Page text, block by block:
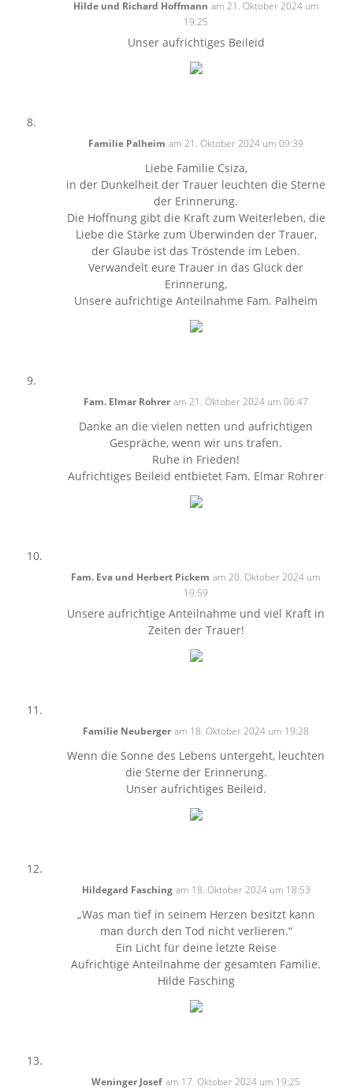
Hilde und Richard Hoffmann am 21. Oktober 2024 um
19:25
Unser aufrichtiges Beileid
Familie Palheim am 21. Oktober 2024 um 09:39
Liebe Familie Csiza,
in der Dunkelheit der Trauer leuchten die Sterne
der Erinnerung.
Die Hoffnung gibt die Kraft zum Weiterleben, die
Liebe die Stärke zum Überwinden der Trauer,
der Glaube ist das Tröstende im Leben.
Verwandelt eure Trauer in das Glück der
Erinnerung,
Unsere aufrichtige Anteilnahme Fam. Palheim
Fam. Elmar Rohrer am 21. Oktober 2024 um 06:47
Danke an die vielen netten und aufrichtigen
Gespräche, wenn wir uns trafen.
Ruhe in Frieden!
Aufrichtiges Beileid entbietet Fam. Elmar Rohrer
Fam. Eva und Herbert Pickem am 20. Oktober 2024 um
19:59
Unsere aufrichtige Anteilnahme und viel Kraft in
Zeiten der Trauer!
Familie Neuberger am 18. Oktober 2024 um 19:28
Wenn die Sonne des Lebens untergeht, leuchten
die Sterne der Erinnerung.
Unser aufrichtiges Beileid.
Hildegard Fasching am 18. Oktober 2024 um 18:53
„Was man tief in seinem Herzen besitzt kann
man durch den Tod nicht verlieren.“
Ein Licht für deine letzte Reise
Aufrichtige Anteilnahme der gesamten Familie.
Hilde Fasching
Weninger Josef am 17. Oktober 2024 um 19:25